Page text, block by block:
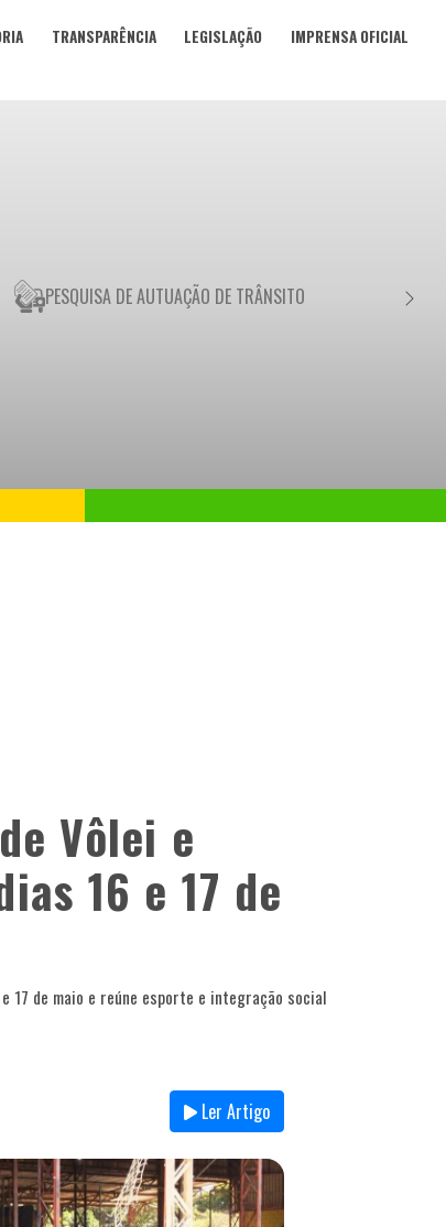
TRANSPARÊNCIA LEGISLAÇÃO IMPRENSA OFICIAL
PESQUISA DE AUTUAÇÃO DE TRÂNSITO
Vôlei e
16 e 17 de
17 de maio e reúne esporte e integração social
Ler Artigo